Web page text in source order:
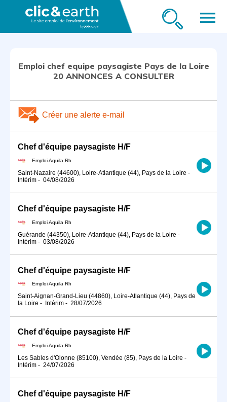
menu
Emploi chef equipe paysagiste Pays de la Loire
20 ANNONCES A CONSULTER
Créer une alerte e-mail
Chef d'équipe paysagiste H/F
Emploi Aquila Rh
Saint-Nazaire (44600), Loire-Atlantique (44), Pays de la Loire -
Intérim - 04/08/2026
Chef d'équipe paysagiste H/F
Emploi Aquila Rh
Guérande (44350), Loire-Atlantique (44), Pays de la Loire -
Intérim - 03/08/2026
Chef d'équipe paysagiste H/F
Emploi Aquila Rh
Saint-Aignan-Grand-Lieu (44860), Loire-Atlantique (44), Pays de
la Loire - Intérim - 28/07/2026
Chef d'équipe paysagiste H/F
Emploi Aquila Rh
Les Sables d'Olonne (85100), Vendée (85), Pays de la Loire -
Intérim - 24/07/2026
Chef d'équipe paysagiste H/F